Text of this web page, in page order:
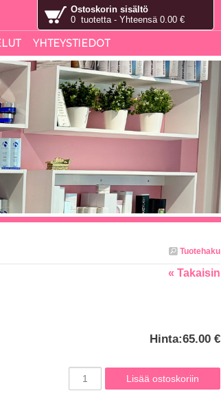
Ostoskorin sisältö
0 tuotetta - Yhteensä 0.00 €
YHTEYSTIEDOT
Tuotehaku
« Takaisin
Hinta:65.00 €